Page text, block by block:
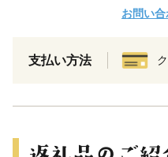
お問い
支払い方法